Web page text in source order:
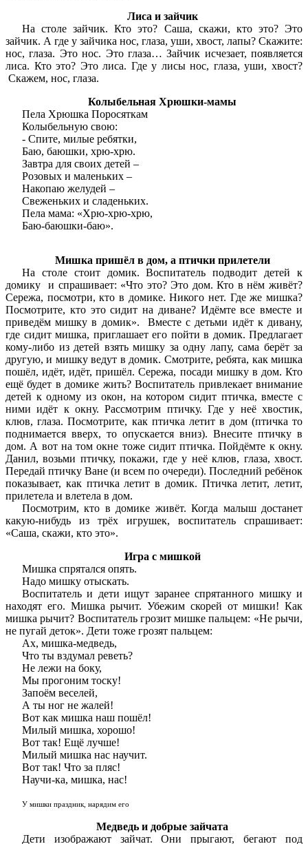
Лиса и зайчик
На столе зайчик. Кто это? Саша, скажи, кто это? Это
зайчик. А где у зайчика нос, глаза, уши, хвост, лапы? Скажите:
нос, глаза. Это нос. Это глаза… Зайчик исчезает, появляется
лиса. Кто это? Это лиса. Где у лисы нос, глаза, уши, хвост?
Скажем, нос, глаза.
Колыбельная Хрюшки-мамы
Пела Хрюшка Поросяткам
Колыбельную свою:
- Спите, милые ребятки,
Баю, баюшки, хрю-хрю.
Завтра для своих детей –
Розовых и маленьких –
Накопаю желудей –
Свеженьких и сладеньких.
Пела мама: «Хрю-хрю-хрю,
Баю-баюшки-баю».
Мишка пришёл в дом, а птички прилетели
На столе стоит домик. Воспитатель подводит детей к
домику и спрашивает: «Что это? Это дом. Кто в нём живёт?
Сережа, посмотри, кто в домике. Никого нет. Где же мишка?
Посмотрите, кто это сидит на диване? Идёмте все вместе и
приведём мишку в домик». Вместе с детьми идёт к дивану,
где сидит мишка, приглашает его пойти в домик. Предлагает
кому-либо из детей взять мишку за одну лапу, сама берёт за
другую, и мишку ведут в домик. Смотрите, ребята, как мишка
пошёл, идёт, идёт, пришёл. Сережа, посади мишку в дом. Кто
ещё будет в домике жить? Воспитатель привлекает внимание
детей к одному из окон, на котором сидит птичка, вместе с
ними идёт к окну. Рассмотрим птичку. Где у неё хвостик,
клюв, глаза. Посмотрите, как птичка летит в дом (птичка то
поднимается вверх, то опускается вниз). Внесите птичку в
дом. А вот на том окне тоже сидит птичка. Пойдёмте к окну.
Данил, возьми птичку, покажи, где у неё клюв, глаза, хвост.
Передай птичку Ване (и всем по очереди). Последний ребёнок
показывает, как птичка летит в домик. Птичка летит, летит,
прилетела и влетела в дом.
Посмотрим, кто в домике живёт. Когда малыш достанет
какую-нибудь из трёх игрушек, воспитатель спрашивает:
«Саша, скажи, кто это».
Игра с мишкой
Мишка спрятался опять.
Надо мишку отыскать.
Воспитатель и дети ищут заранее спрятанного мишку и
находят его. Мишка рычит. Убежим скорей от мишки! Как
мишка рычит? Воспитатель грозит мишке пальцем: «Не рычи,
не пугай деток». Дети тоже грозят пальцем:
Ах, мишка-медведь,
Что ты вздумал реветь?
Не лежи на боку,
Мы прогоним тоску!
Запоём веселей,
А ты ног не жалей!
Вот как мишка наш пошёл!
Милый мишка, хорошо!
Вот так! Ещё лучше!
Милый мишка нас научит.
Вот так! Что за пляс!
Научи-ка, мишка, нас!
У мишки праздник, нарядим его
Медведь и добрые зайчата
Дети изображают зайчат. Они прыгают, бегают под